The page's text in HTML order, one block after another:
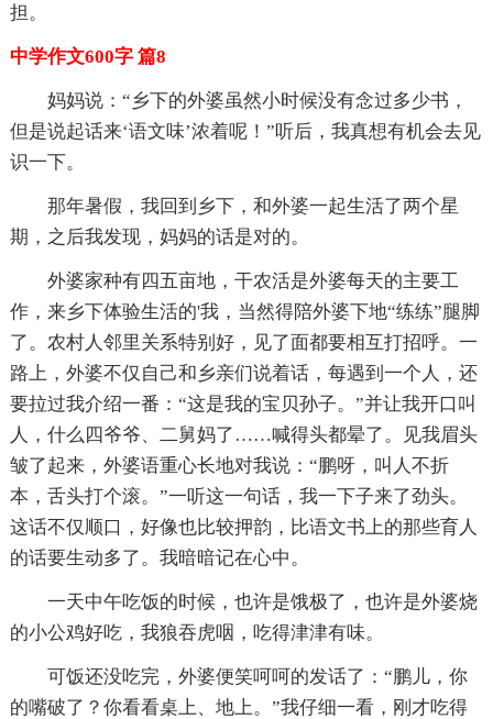
担。
中学作文600字 篇8
妈妈说：“乡下的外婆虽然小时候没有念过多少书，
但是说起话来‘语文味’浓着呢！”听后，我真想有机会去见
识一下。
那年暑假，我回到乡下，和外婆一起生活了两个星
期，之后我发现，妈妈的话是对的。
外婆家种有四五亩地，干农活是外婆每天的主要工
作，来乡下体验生活的'我，当然得陪外婆下地“练练”腿脚
了。农村人邻里关系特别好，见了面都要相互打招呼。一
路上，外婆不仅自己和乡亲们说着话，每遇到一个人，还
要拉过我介绍一番：“这是我的宝贝孙子。”并让我开口叫
人，什么四爷爷、二舅妈了……喊得头都晕了。见我眉头
皱了起来，外婆语重心长地对我说：“鹏呀，叫人不折
本，舌头打个滚。”一听这一句话，我一下子来了劲头。
这话不仅顺口，好像也比较押韵，比语文书上的那些育人
的话要生动多了。我暗暗记在心中。
一天中午吃饭的时候，也许是饿极了，也许是外婆烧
的小公鸡好吃，我狼吞虎咽，吃得津津有味。
可饭还没吃完，外婆便笑呵呵的发话了：“鹏儿，你
的嘴破了？你看看桌上、地上。”我仔细一看，刚才吃得